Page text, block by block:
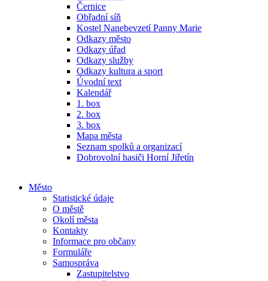
Černice
Obřadní síň
Kostel Nanebevzetí Panny Marie
Odkazy město
Odkazy úřad
Odkazy služby
Odkazy kultura a sport
Úvodní text
Kalendář
1. box
2. box
3. box
Mapa města
Seznam spolků a organizací
Dobrovolní hasiči Horní Jiřetín
Město
Statistické údaje
O městě
Okolí města
Kontakty
Informace pro občany
Formuláře
Samospráva
Zastupitelstvo